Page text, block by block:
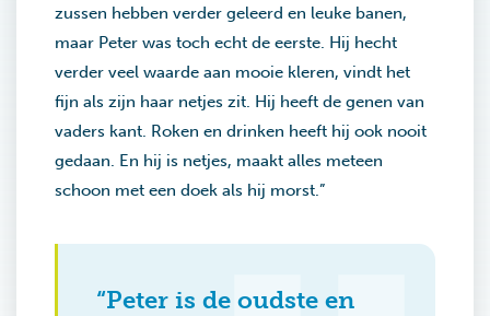
zussen hebben verder geleerd en leuke banen,
maar Peter was toch echt de eerste. Hij hecht
verder veel waarde aan mooie kleren, vindt het
fijn als zijn haar netjes zit. Hij heeft de genen van
vaders kant. Roken en drinken heeft hij ook nooit
gedaan. En hij is netjes, maakt alles meteen
schoon met een doek als hij morst.”
“Peter is de oudste en